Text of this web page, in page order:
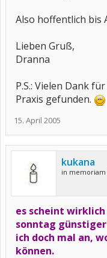
Also hoffentlich bis
Lieben Gruß,
Dranna
P.S.: Vielen Dank
Praxis gefunden.
15. April 2005
kukana
in memoriam
es scheint wirklich
sonntag
ich doch mal an,
können.